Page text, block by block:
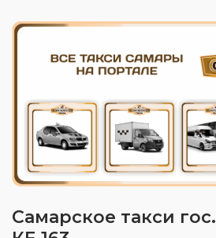
Самарское такси